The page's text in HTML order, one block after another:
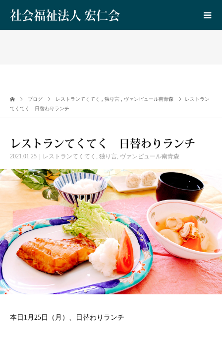
社会福祉法人 宏仁会
ブログ レストランてくてく 独り言 ヴァンピュール南青森
レストラン
てくてく 日替わりランチ
レストランてくてく 日替わりランチ
2021.01.25 レストランてくてく , 独り言, ヴァンピュール南青森
本日1月25日（月）、日替わりランチ